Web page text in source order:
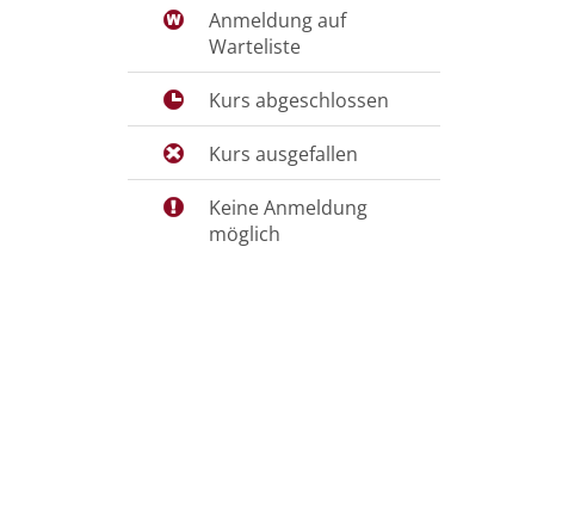
Anmeldung auf
Warteliste
Kurs abgeschlossen
Kurs ausgefallen
Keine Anmeldung
möglich